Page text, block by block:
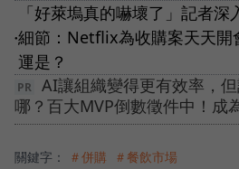
●
「好萊塢真的嚇壞了」記者
細節：Netflix為收購案天天開
運是？
AI讓組織變得更有效率，
哪？百大MVP倒數徵件中！成
關鍵字： ＃併購 ＃餐飲市場